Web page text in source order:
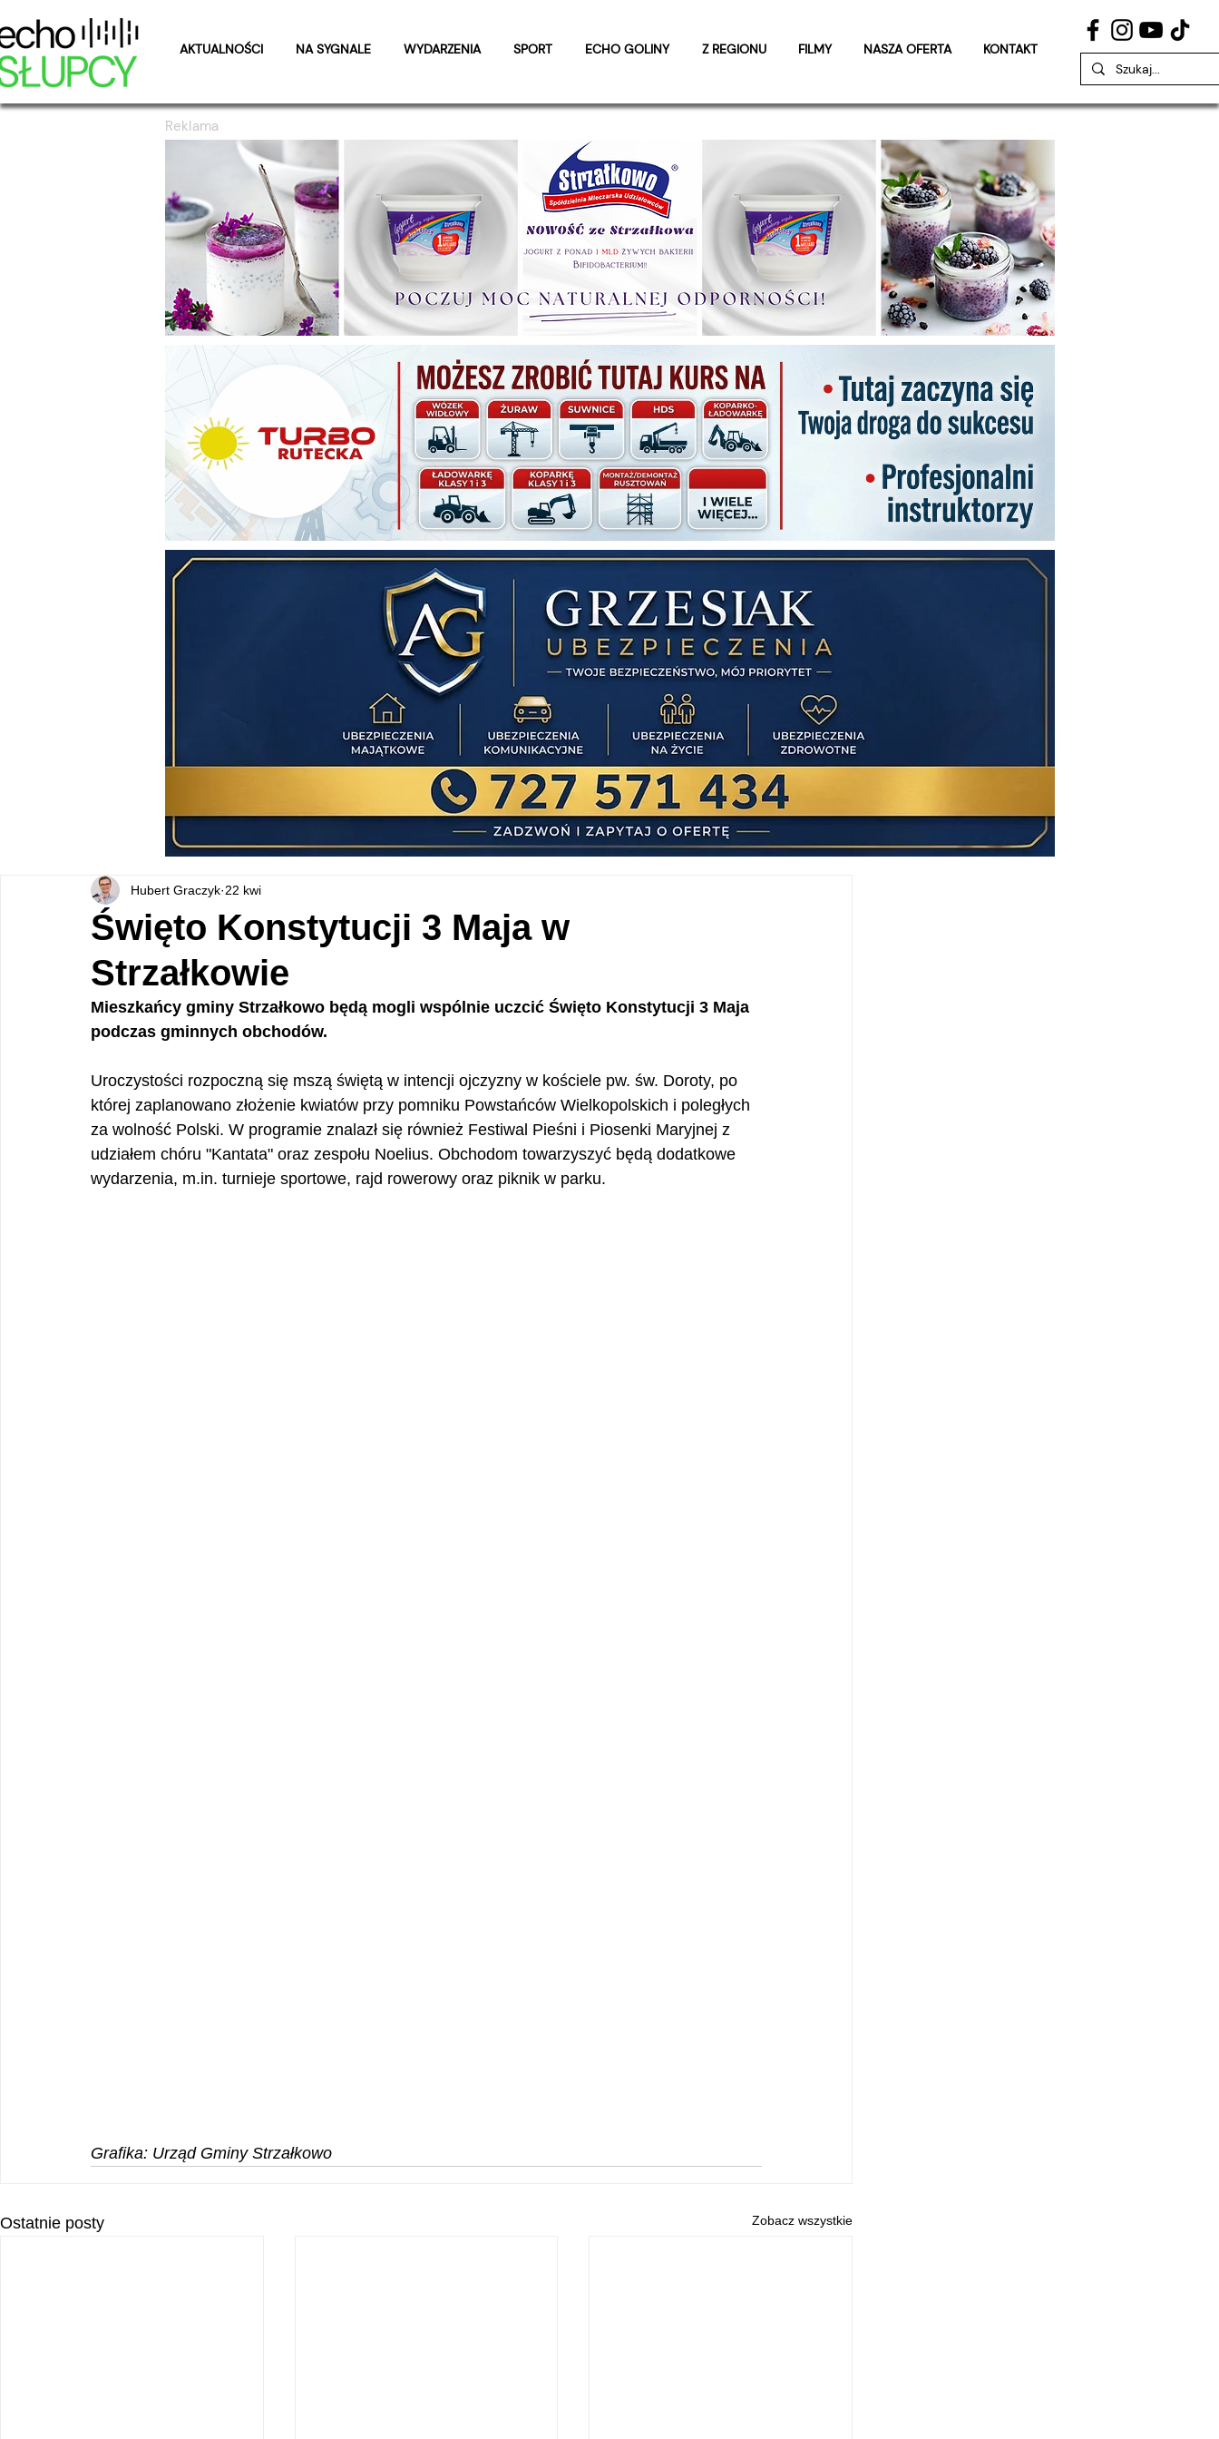
AKTUALNOŚCI NA SYGNALE WYDARZENIA SPORT ECHO GOLINY Z REGIONU FILMY NASZA OFERTA KONTAKT
Reklama
Święto Konstytucji 3 Maja w
Strzałkowie
Hubert Graczyk 22 kwi
Mieszkańcy gminy Strzałkowo będą mogli wspólnie uczcić Święto Konstytucji 3 Maja
podczas gminnych obchodów.
Uroczystości rozpoczną się mszą świętą w intencji ojczyzny w kościele pw. św. Doroty, po
której zaplanowano złożenie kwiatów przy pomniku Powstańców Wielkopolskich i poległych
za wolność Polski. W programie znalazł się również Festiwal Pieśni i Piosenki Maryjnej z
udziałem chóru "Kantata" oraz zespołu Noelius. Obchodom towarzyszyć będą dodatkowe
wydarzenia, m.in. turnieje sportowe, rajd rowerowy oraz piknik w parku.
Grafika: Urząd Gminy Strzałkowo
Ostatnie posty Zobacz wszystkie